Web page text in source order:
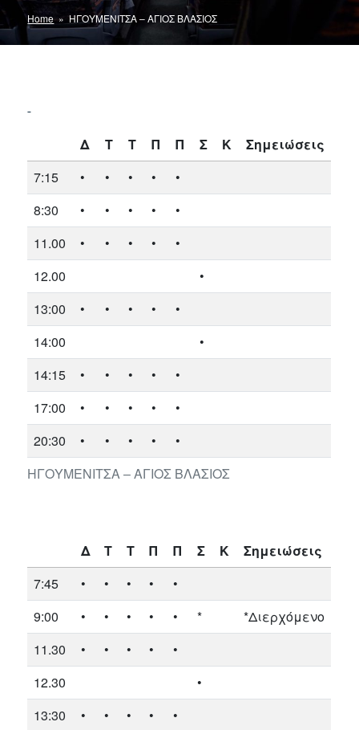
Home» ΗΓΟΥΜΕΝΙΤΣΑ – ΑΓΙΟΣ ΒΛΑΣΙΟΣ
ΗΓΟΥΜΕΝΙΤΣΑ – ΑΓΙΟΣ ΒΛΑΣΙΟΣ
Δ Τ Τ Π Π Σ Κ
Σημειώσεις
7:15
• • • •
•
8:30
• • • •
•
11.00
• • • •
•
12.00
•
13:00
• • • •
•
14:00
•
14:15
• • • •
•
17:00
• • • •
•
20:30
• • • • •
Δ Τ Τ Π Π Σ Κ
Σημειώσεις
7:45
• • • •
•
9:00
• • • • • *
*Διερχόμενο
11.30
• • • •
•
12.30
•
13:30
• • • •
•